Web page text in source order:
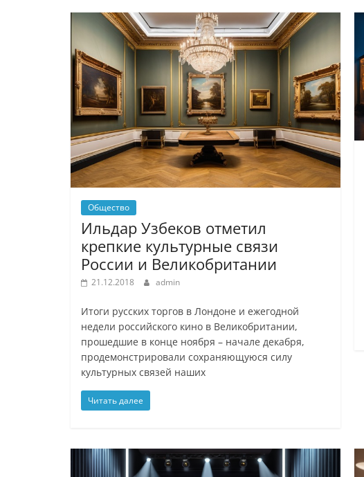
Общество
Ильдар Узбеков отметил
крепкие культурные связи
России и Великобритании
21.12.2018 admin
Итоги русских торгов в Лондоне и ежегодной
недели российского кино в Великобритании,
прошедшие в конце ноября – начале декабря,
продемонстрировали сохраняющуюся силу
культурных связей наших
Читать далее